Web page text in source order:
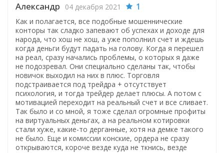
Александр 04 декабря 2021 1
Как и полагается, все подобные мошеннические
конторы так сладко запевают об успехах и доходе для
народа, что хош не хош, а уже пополнил счет и ждешь
когда деньги будут падать на голову. Когда я перешел
на реал, сразу начались проблемы, о которых я даже
не подозревал. Они специально сделаны так, чтобы
новичок выходил на них в плюс. Торговля
подстраивается под трейдра + отсутствует
психология, и тогда трейдер делает плюсы. А потом с
мотивацией переходит на реальный счет и все сливает.
Так было и со мной, я тоже сделал огромные профиты
на виртуальных деньгах, а на реальном котировки
стали хуже, какие-то дерганные, хотя на демке такого
не было. Еще и комиссии конские, ордера не сразу
открываются, короче везде куда не ткнись, везде